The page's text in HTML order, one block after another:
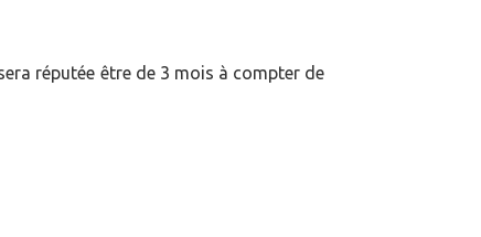
réputée être de 3 mois à compter de